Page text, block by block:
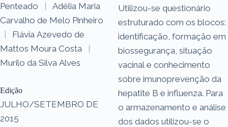
Penteado
|
Adélia Maria
Carvalho de Melo Pinheiro
|
Flávia Azevedo de
Mattos Moura Costa
|
Murilo da Silva Alves
Edição
JULHO/SETEMBRO DE
2015
Utilizou-se questionário
estruturado com os blocos:
identificação, formação em
biossegurança, situação
vacinal e conhecimento
sobre imunoprevenção da
hepatite B e influenza. Para
o armazenamento e análise
dos dados utilizou-se o